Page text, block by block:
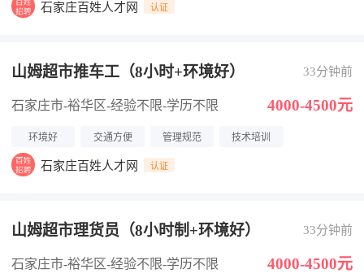
石家庄百姓人才网 认证
山姆超市推车工（8小时+环境好） 33分钟前
石家庄市-裕华区-经验不限-学历不限 4000-4500元
环境好 交通方便 管理规范 技术培训
石家庄百姓人才网 认证
山姆超市理货员（8小时制+环境好） 33分钟前
石家庄市-裕华区-经验不限-学历不限 4000-4500元